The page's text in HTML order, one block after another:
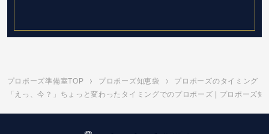
プロポーズ準備室TOP プロポーズ知恵袋
プロポーズのタイミング
「えっ、今？」ちょっと変わったタイミングでのプロポーズ | プロポーズ知